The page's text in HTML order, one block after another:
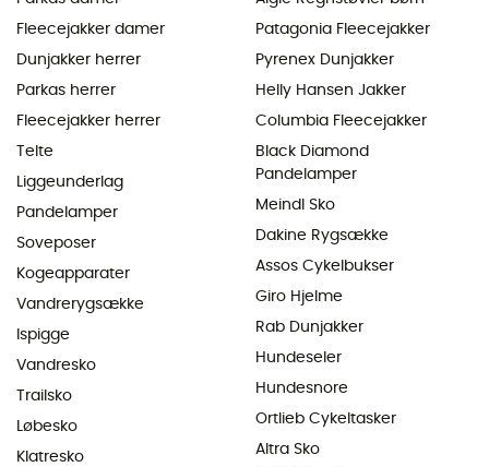
Fleecejakker damer
Dunjakker herrer
Parkas herrer
Fleecejakker herrer
Telte
Liggeunderlag
Pandelamper
Soveposer
Kogeapparater
Vandrerygsække
Ispigge
Vandresko
Trailsko
Løbesko
Klatresko
Patagonia Fleecejakker
Pyrenex Dunjakker
Helly Hansen Jakker
Columbia Fleecejakker
Black Diamond
Pandelamper
Meindl Sko
Dakine Rygsække
Assos Cykelbukser
Giro Hjelme
Rab Dunjakker
Hundeseler
Hundesnore
Ortlieb Cykeltasker
Altra Sko